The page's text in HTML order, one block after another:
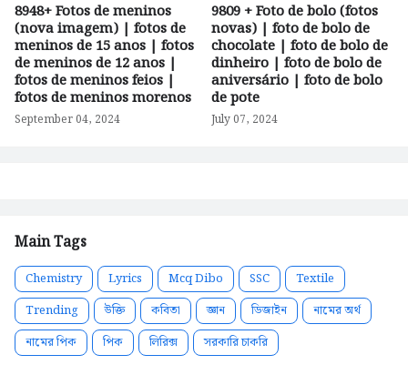
8948+ Fotos de meninos
(nova imagem) | fotos de
meninos de 15 anos | fotos
de meninos de 12 anos |
fotos de meninos feios |
fotos de meninos morenos
September 04, 2024
9809 + Foto de bolo (fotos
novas) | foto de bolo de
chocolate | foto de bolo de
dinheiro | foto de bolo de
aniversário | foto de bolo
de pote
July 07, 2024
Main Tags
Chemistry Lyrics Mcq Dibo SSC
Textile
Trending
উক্তি কবিতা জ্ঞান ডিজাইন
নামের অর্থ
নামের পিক
পিক লিরিক্স সরকারি চাকরি